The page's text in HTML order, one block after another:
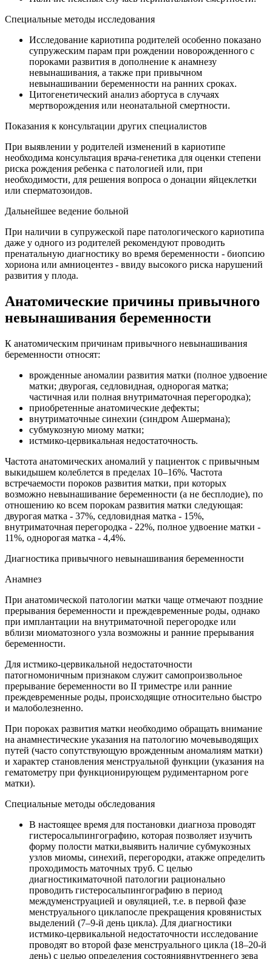
Специальные методы исследования
Исследование кариотипа родителей особенно показано
супружеским парам при рождении новорожденного с
пороками развития в дополнение к анамнезу
невынашивания, а также при привычном
невынашивании беременности на ранних сроках.
Цитогенетический анализ абортуса в случаях
мертворождения или неонатальной смертности.
Показания к консультации других специалистов
При выявлении у родителей изменений в кариотипе
необходима консультация врача-генетика для оценки степени
риска рождения ребенка с патологией или, при
необходимости, для решения вопроса о донации яйцеклетки
или сперматозоидов.
Дальнейшее ведение больной
При наличии в супружеской паре патологического кариотипа
даже у одного из родителей рекомендуют проводить
пренатальную диагностику во время беременности - биопсию
хориона или амниоцентез - ввиду высокого риска нарушений
развития у плода.
Анатомические причины привычного
невынашивания беременности
К анатомическим причинам привычного невынашивания
беременности относят:
врожденные аномалии развития матки (полное удвоение
матки; двурогая, седловидная, однорогая матка;
частичная или полная внутриматочная перегородка);
приобретенные анатомические дефекты;
внутриматочные синехии (синдром Ашермана);
субмукозную миому матки;
истмико-цервикальная недостаточность.
Частота анатомических аномалий у пациенток с привычным
выкидышем колеблется в пределах 10–16%. Частота
встречаемости пороков развития матки, при которых
возможно невынашивание беременности (а не бесплодие), по
отношению ко всем порокам развития матки следующая:
двурогая матка - 37%, седловидная матка - 15%,
внутриматочная перегородка - 22%, полное удвоение матки -
11%, однорогая матка - 4,4%.
Диагностика привычного невынашивания беременности
Анамнез
При анатомической патологии матки чаще отмечают поздние
прерывания беременности и преждевременные роды, однако
при имплантации на внутриматочной перегородке или
вблизи миоматозного узла возможны и ранние прерывания
беременности.
Для истмико-цервикальной недостаточности
патогномоничным признаком служит самопроизвольное
прерывание беременности во II триместре или ранние
преждевременные роды, происходящие относительно быстро
и малоболезненно.
При пороках развития матки необходимо обращать внимание
на анамнестические указания на патологию мочевыводящих
путей (часто сопутствующую врожденным аномалиям матки)
и характер становления менструальной функции (указания на
гематометру при функционирующем рудиментарном роге
матки).
Специальные методы обследования
В настоящее время для постановки диагноза проводят
гистеросальпингографию, которая позволяет изучить
форму полости матки,выявить наличие субмукозных
узлов миомы, синехий, перегородки, атакже определить
проходимость маточных труб. С целью
диагностикиматочной патологии рационально
проводить гистеросальпингографию в период
междуменструацией и овуляцией, т.е. в первой фазе
менструального циклапосле прекращения кровянистых
выделений (7–9-й день цикла). Для диагностики
истмико-цервикальной недостаточности исследование
проводят во второй фазе менструального цикла (18–20-й
день) с целью определения состояниявнутреннего зева